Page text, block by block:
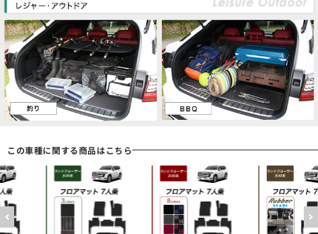
この車種に関する商品はこちら